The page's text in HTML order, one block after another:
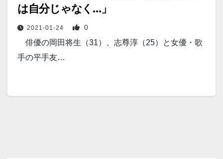
は自分じゃなく…」
2021-01-24 0
俳優の岡田将生（31）、志尊淳（25）と女優・歌
手の平手友…